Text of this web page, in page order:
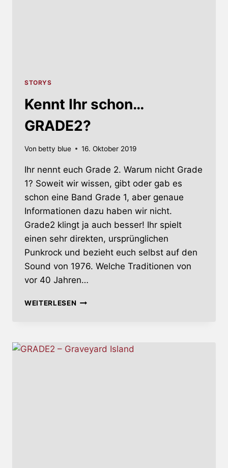
STORYS
Kennt Ihr schon…
GRADE2?
Von betty blue 16. Oktober 2019
Ihr nennt euch Grade 2. Warum nicht Grade
1? Soweit wir wissen, gibt oder gab es
schon eine Band Grade 1, aber genaue
Informationen dazu haben wir nicht.
Grade2 klingt ja auch besser! Ihr spielt
einen sehr direkten, ursprünglichen
Punkrock und bezieht euch selbst auf den
Sound von 1976. Welche Traditionen von
vor 40 Jahren…
WEITERLESENKENNT